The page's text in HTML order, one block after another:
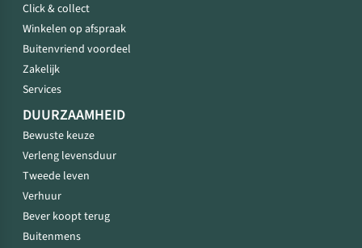
Click & collect
Winkelen op afspraak
Buitenvriend voordeel
Zakelijk
Services
DUURZAAMHEID
Bewuste keuze
Verleng levensduur
Tweede leven
Verhuur
Bever koopt terug
Buitenmens